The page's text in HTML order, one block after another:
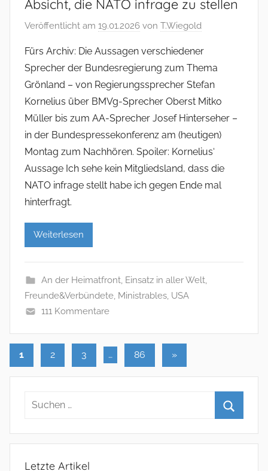
Absicht, die NATO infrage zu stellen
Veröffentlicht am 19.01.2026 von T.Wiegold
Fürs Archiv: Die Aussagen verschiedener
Sprecher der Bundesregierung zum Thema
Grönland – von Regierungssprecher Stefan
Kornelius über BMVg-Sprecher Oberst Mitko
Müller bis zum AA-Sprecher Josef Hinterseher –
in der Bundespressekonferenz am (heutigen)
Montag zum Nachhören. Spoiler: Kornelius‘
Aussage Ich sehe kein Mitgliedsland, dass die
NATO infrage stellt habe ich gegen Ende mal
hinterfragt.
Weiterlesen
An der Heimatfront, Einsatz in aller Welt,
Freunde&Verbündete Ministrables USA
111 Kommentare
Seitennummerierung
Beiträge
1 2 3 … 86
Nächste
»
Letzte Artikel